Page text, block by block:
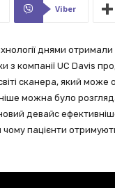
Viber
днями
з компанії UC Davis
сканера, який може
можна було
девайс
чому пацієнти